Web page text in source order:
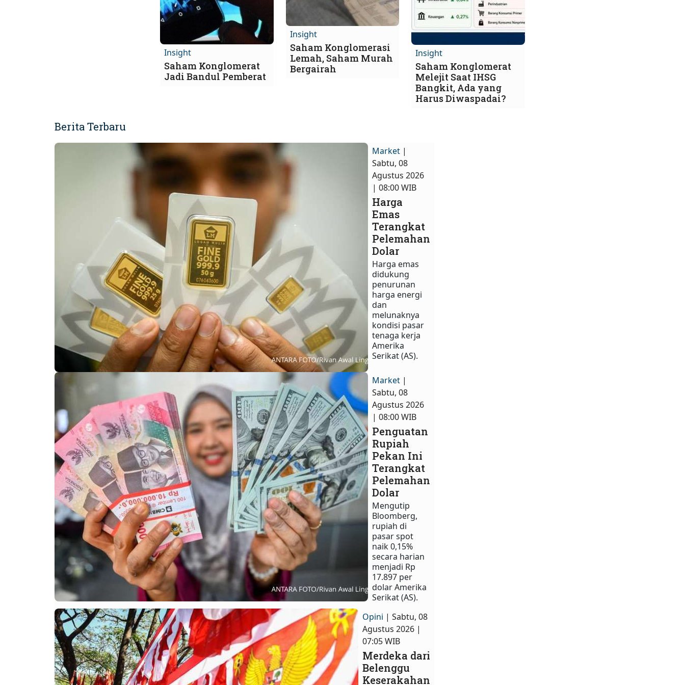
Insight
Saham Konglomerat
Jadi Bandul Pemberat
Insight
Saham Konglomerasi
Lemah, Saham Murah
Bergairah
Insight
Saham Konglomerat
Melejit Saat IHSG
Bangkit, Ada yang
Harus Diwaspadai?
Berita Terbaru
Market |
Sabtu, 08
Agustus 2026
| 08:00 WIB
Harga
Emas
Terangkat
Pelemahan
Dolar
Harga emas
didukung
penurunan
harga energi
dan
melunaknya
kondisi pasar
tenaga kerja
Amerika
Serikat (AS).
Market |
Sabtu, 08
Agustus 2026
| 08:00 WIB
Penguatan
Rupiah
Pekan Ini
Terangkat
Pelemahan
Dolar
Mengutip
Bloomberg,
rupiah di
pasar spot
naik 0,15%
secara harian
menjadi Rp
17.897 per
dolar Amerika
Serikat (AS).
Opini | Sabtu, 08
Agustus 2026 |
07:05 WIB
Merdeka dari
Belenggu
Keserakahan